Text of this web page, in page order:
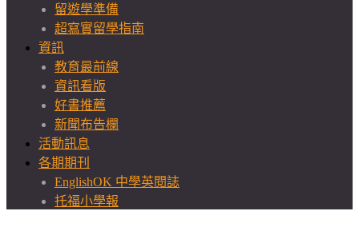
留遊學準備
超寫實留學指南
資訊
教育最前線
資訊看版
好書推薦
新聞布告欄
活動訊息
各期期刊
EnglishOK 中學英閱誌
托福小學報